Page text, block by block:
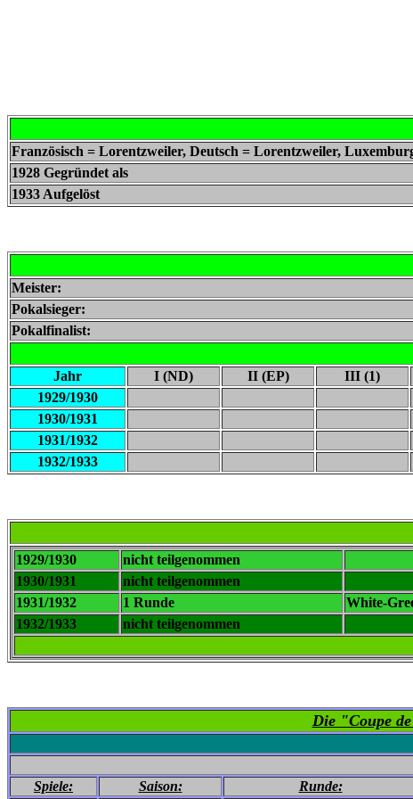
Französisch = Lorentzweiler, Deutsch = Lorentzweiler,
1928 Gegründet als
1933 Aufgelöst
Meister:
Pokalsieger:
Pokalfinalist:
Jahr I (ND) II (EP) III (1)
1929/1930
1930/1931
1931/1932
1932/1933
1929/1930
nicht teilgenommen
1930/1931
nicht teilgenommen
1931/1932
1 Runde White-
1932/1933
nicht teilgenommen
Die "Coupe
Spiele:
Saison: Runde: